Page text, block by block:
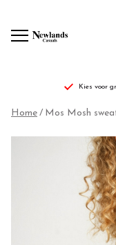
Kies voor
Mos
Mosh
sweater
Home Mos Mosh